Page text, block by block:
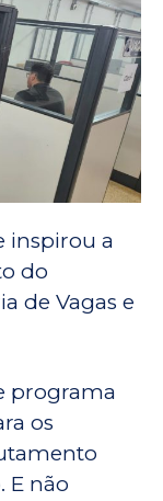
inspirou a
do
de Vagas e
programa
os
E não